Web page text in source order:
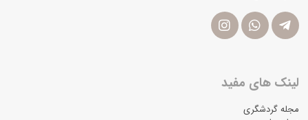
لینک های مفید
مجله گردشگری